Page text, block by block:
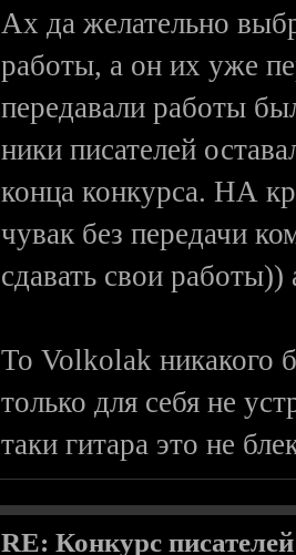
Ах да желательно
работы, а он их уже
передавали работы
ники писателей
конца конкурса. НА
чувак без передачи
сдавать свои
To Volkolak никакого
только для себя не
таки гитара это не
RE: Конкурс писателей